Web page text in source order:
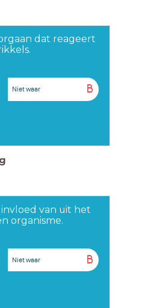
dat reageert
B
Niet waar
invloed van uit het
organisme.
B
Niet waar